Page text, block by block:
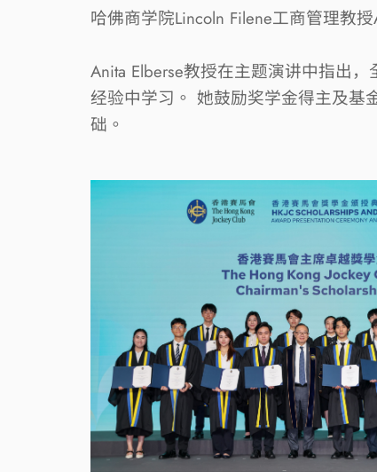
哈佛商学院Lincoln Filene工商管理教授
Anita Elberse教授在主题演讲中指出
经验中学习。 她鼓励奖学金得主及基
础。